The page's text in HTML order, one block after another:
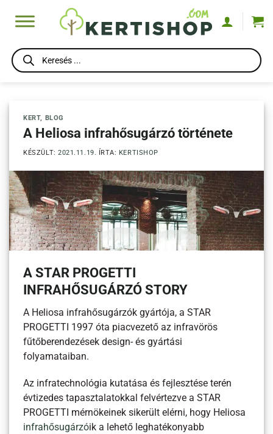
Products
search
KERT, BLOG
A Heliosa infrahősugárzó története
KÉSZÜLT:2021.11.19. ÍRTA: KERTISHOP
A STAR PROGETTI
INFRAHŐSUGÁRZÓ STORY
A Heliosa infrahősugárzók gyártója, a STAR
PROGETTI 1997 óta piacvezető az infravörös
fűtőberendezések design- és gyártási
folyamataiban.
Az infratechnológia kutatása és fejlesztése terén
évtizedes tapasztalatokkal felvértezve a STAR
PROGETTI mérnökeinek sikerült elérni, hogy Heliosa
infrahősugárzóik a lehető leghatékonyabb